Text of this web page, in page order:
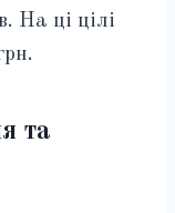
На ці цілі
та